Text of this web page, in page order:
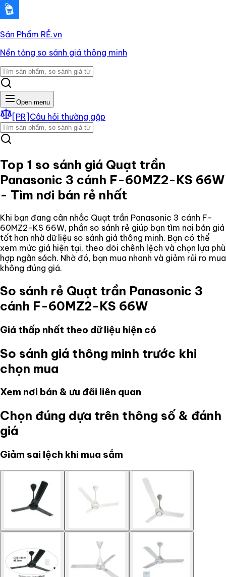
Sản Phẩm RẺ.vn
Nền tảng so sánh giá thông minh
Open menu
[PR] Câu hỏi thường gặp
Top 1 so sánh giá Quạt trần
Panasonic 3 cánh F-60MZ2-KS 66W
- Tìm nơi bán rẻ nhất
Khi bạn đang cân nhắc Quạt trần Panasonic 3 cánh F-
60MZ2-KS 66W, phần so sánh rẻ giúp bạn tìm nơi bán giá
tốt hơn nhờ dữ liệu so sánh giá thông minh. Bạn có thể
xem mức giá hiện tại, theo dõi chênh lệch và chọn lựa phù
hợp ngân sách. Nhờ đó, bạn mua nhanh và giảm rủi ro mua
không đúng giá.
So sánh rẻ Quạt trần Panasonic 3
cánh F-60MZ2-KS 66W
Giá thấp nhất theo dữ liệu hiện có
So sánh giá thông minh trước khi
chọn mua
Xem nơi bán & ưu đãi liên quan
Chọn đúng dựa trên thông số & đánh
giá
Giảm sai lệch khi mua sắm